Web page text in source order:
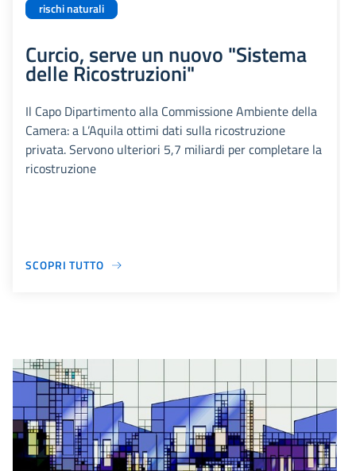
rischi naturali
Curcio, serve un nuovo "Sistema
delle Ricostruzioni"
Il Capo Dipartimento alla Commissione Ambiente della
Camera: a L’Aquila ottimi dati sulla ricostruzione
privata. Servono ulteriori 5,7 miliardi per completare la
ricostruzione
SCOPRI TUTTO